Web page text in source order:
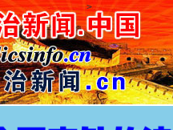
>